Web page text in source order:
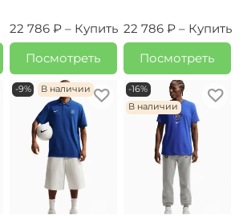
22 786 ₽ – Купить
Посмотреть
22 786 ₽ – Купить
Посмотреть
-9% В наличии
-16%
В наличии